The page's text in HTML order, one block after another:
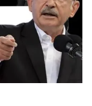
daha işlevsel
yönelik
amaçlarıyla
alan panel